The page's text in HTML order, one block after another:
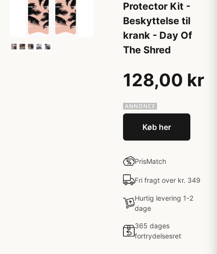
Protector Kit -
Beskyttelse til
krank - Day Of
The Shred
128,00 kr
Køb her
PrisMatch
Fri fragt over kr. 349
Hurtig levering 1-2
dage
365 dages
fortrydelsesret